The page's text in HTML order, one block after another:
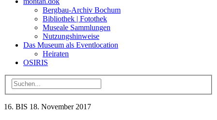
Bergbau-Archiv Bochum
Bibliothek | Fotothek
Museale Sammlungen
Nutzungshinweise
Das Museum als Eventlocation
Heiraten
OSIRIS
16. BIS 18. November 2017